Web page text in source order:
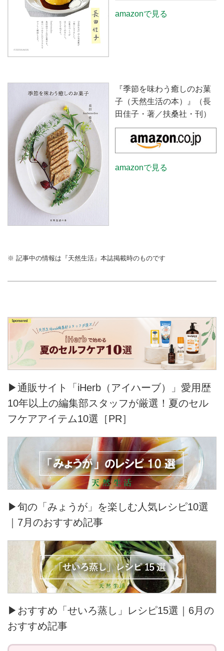
amazonで見る
『季節を味わう癒しのお菓
子（天然生活の本）』（長
田佳子・著／扶桑社・刊）
amazonで見る
※ 記事中の情報は『天然生活』本誌掲載時のものです
▶通販サイト「iHerb（アイハーブ）」愛用歴
10年以上の編集部スタッフが厳選！夏のセル
フケアアイテム10選［PR］
▶旬の「みょうが」を楽しむ人気レシピ10選
｜7月のおすすめ記事
▶おすすめ「せいろ蒸し」レシピ15選｜6月の
おすすめ記事